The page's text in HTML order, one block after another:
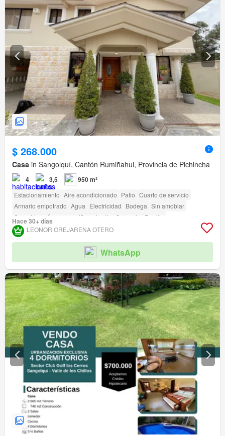
$ 268.000
Casa in Sangolquí, Cantón Rumiñahui, Provincia de Pichincha
4 3,5 950 m²
Estacionamiento Aire acondicionado Patio Cuarto de servicio
Armario empotrado Agua Electricidad Bodega Sin amoblar
Seguridad
Área para niños Jardín Conserje
Parrilla
Garita de guardianía Acceso para personas con discapacidad
Hace 30+ días
LEONOR OREJARENA OTERO
WhatsApp